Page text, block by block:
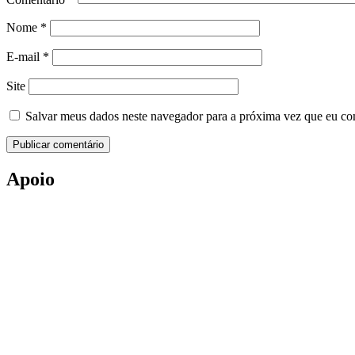
Nome *
E-mail *
Site
Salvar meus dados neste navegador para a próxima vez que eu
Apoio